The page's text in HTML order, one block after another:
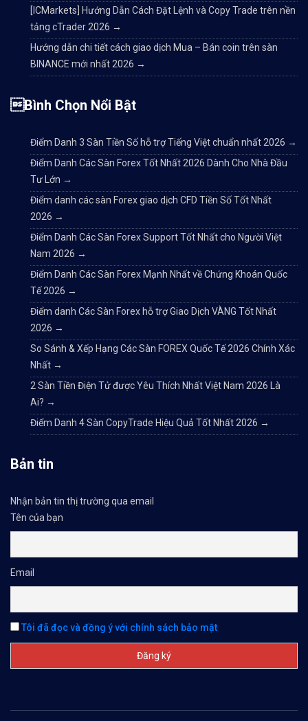
[ICMarkets] Hướng Dẫn Cách Đặt Lệnh và Copy Trade trên nền
tảng cTrader 2026 →
Hướng dẫn chi tiết cách giao dịch Mua – Bán coin trên sàn
BINANCE mới nhất 2026 →
Bình Chọn Nổi Bật
Điểm Danh 3 Sàn Tiền Số hỗ trợ Tiếng Việt chuẩn nhất 2026 →
Điểm Danh Các Sàn Forex Tốt Nhất 2026 Dành Cho Nhà Đầu
Tư Lớn →
Điểm danh các sàn Forex giao dịch CFD Tiền Số Tốt Nhất
2026 →
Điểm Danh Các Sàn Forex Support Tốt Nhất cho Người Việt
Nam 2026 →
Điểm Danh Các Sàn Forex Mạnh Nhất về Chứng Khoán Quốc
Tế 2026 →
Điểm danh Các Sàn Forex hỗ trợ Giao Dịch VÀNG Tốt Nhất
2026 →
So Sánh & Xếp Hạng Các Sàn FOREX Quốc Tế 2026 Chính Xác
Nhất →
2 Sàn Tiền Điện Tử được Yêu Thích Nhất Việt Nam 2026 Là
Ai? →
Điểm Danh 4 Sàn CopyTrade Hiệu Quả Tốt Nhất 2026 →
Bản tin
Nhận bản tin thị trường qua email
Tên của bạn
Email
Tôi đã đọc và đồng ý với chính sách bảo mật